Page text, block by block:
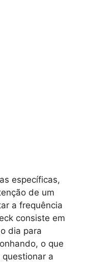
específicas,
de um
a frequência
consiste em
dia para
o que
a